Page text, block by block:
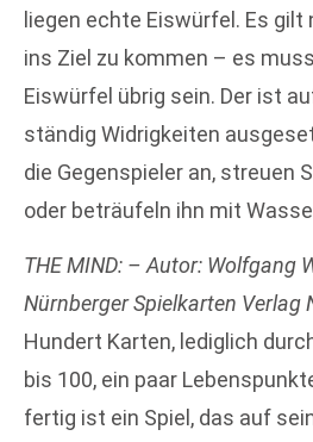
liegen echte Eiswürfel. Es gilt
ins Ziel zu kommen – es
Eiswürfel übrig sein. Der ist
ständig Widrigkeiten
die Gegenspieler an, streuen
oder beträufeln ihn mit
THE MIND: – Autor: Wolfgang
Nürnberger Spielkarten Verlag
Hundert Karten, lediglich
bis 100, ein paar
fertig ist ein Spiel, das auf